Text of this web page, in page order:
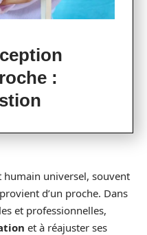
:
humain universel, souvent
provient d’un proche. Dans
et professionnelles,
et à réajuster ses